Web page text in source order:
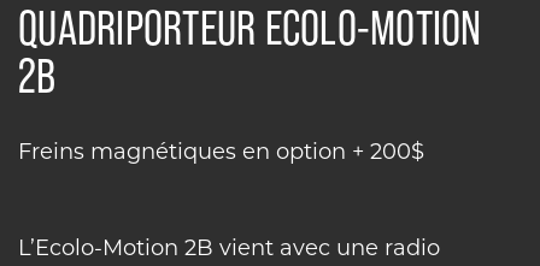
QUADRIPORTEUR ECOLO-MOTION
2B
Freins magnétiques en option + 200$
L’Ecolo-Motion 2B vient avec une radio